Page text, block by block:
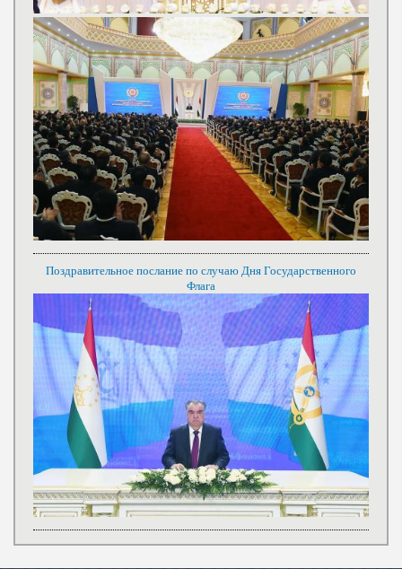
Поздравительное послание по случаю Дня Государственного
Флага